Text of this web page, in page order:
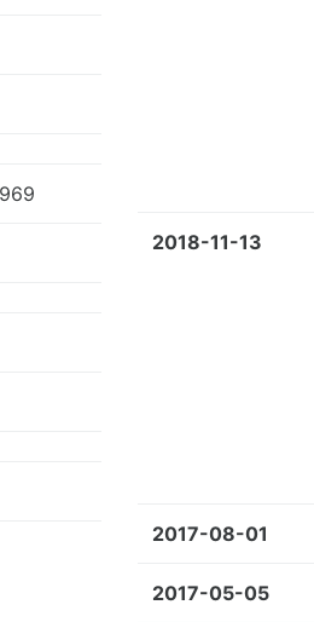
2018-11-13
2017-08-01
2017-05-05